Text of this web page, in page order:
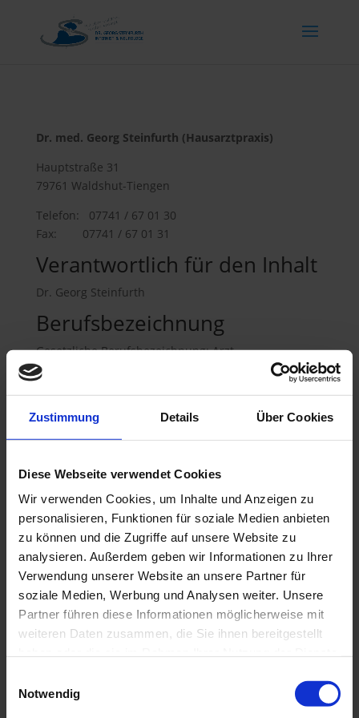
Zustimmung Details Über Cookies
Diese Webseite verwendet Cookies
Wir verwenden Cookies, um Inhalte und Anzeigen zu
personalisieren, Funktionen für soziale Medien anbieten
zu können und die Zugriffe auf unsere Website zu
analysieren. Außerdem geben wir Informationen zu Ihrer
Verwendung unserer Website an unsere Partner für
soziale Medien, Werbung und Analysen weiter. Unsere
Partner führen diese Informationen möglicherweise mit
weiteren Daten zusammen, die Sie ihnen bereitgestellt
Notwendig
Dr. med. Georg Steinfurth (Hausarztpraxis)
Hauptstraße 31
79761 Waldshut-Tiengen
Telefon: 07741 / 67 01 30
Fax: 07741 / 67 01 31
Verantwortlich für den Inhalt
Dr. Georg Steinfurth
Berufsbezeichnung
Gesetzliche Berufsbezeichnung: Arzt
Berufsbezeichnung verliehen in der Bundesrepublik
Zuständige Ärztekammer
Anschrift: Jahnstr. 40, 70597 Stuttgart
FAX: 0711/769895-0
Webseite:http://www.aerztekammer-bw.de/
E-Mail:info@laek-bw.de
Haftungsausschluss
Der Autor übernimmt keinerlei Gewähr hinsichtlich
der inhaltlichen Richtigkeit, Genauigkeit, Aktualität,
Zuverlässigkeit und Vollständigkeit der
Informationen. Haftungsansprüche gegen den Autor
welche aus dem Zugriff oder der Nutzung bzw.
Nichtnutzung der veröffentlichten Informationen,